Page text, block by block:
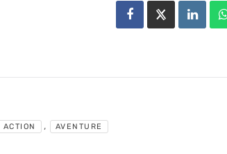
ACTION , AVENTURE